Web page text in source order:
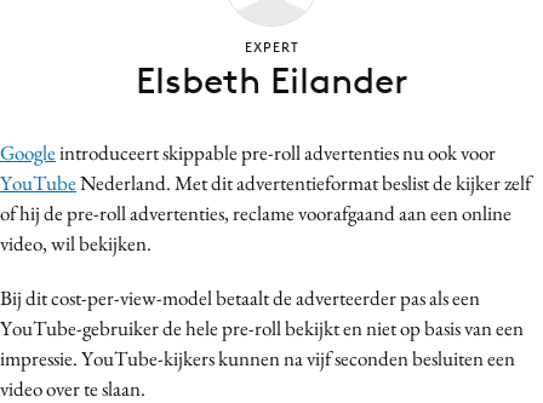
Craft
Customer Experience
Data & Insights
Digital transformation
Diversiteit
Effectiviteit
Googleintroduceert skippable pre-roll advertenties nu ook voor
YouTubeNederland. Met dit advertentieformat beslist de kijker zelf
of hij de pre-roll advertenties, reclame voorafgaand aan een online
video, wil bekijken.
Bij dit cost-per-view-model betaalt de adverteerder pas als een
YouTube-gebruiker de hele pre-roll bekijkt en niet op basis van een
impressie. YouTube-kijkers kunnen na vijf seconden besluiten een
video over te slaan.
EXPERT
Elsbeth Eilander